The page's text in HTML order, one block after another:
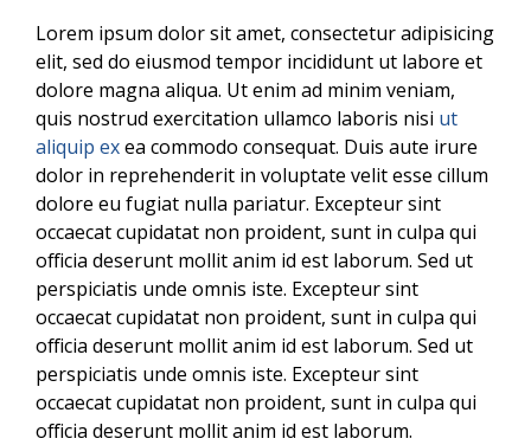
Lorem ipsum dolor sit amet, consectetur adipisicing
elit, sed do eiusmod tempor incididunt ut labore et
dolore magna aliqua. Ut enim ad minim veniam,
quis nostrud exercitation ullamco laboris nisi ut
aliquip exea commodo consequat. Duis aute irure
dolor in reprehenderit in voluptate velit esse cillum
dolore eu fugiat nulla pariatur. Excepteur sint
occaecat cupidatat non proident, sunt in culpa qui
officia deserunt mollit anim id est laborum. Sed ut
perspiciatis unde omnis iste. Excepteur sint
occaecat cupidatat non proident, sunt in culpa qui
officia deserunt mollit anim id est laborum. Sed ut
perspiciatis unde omnis iste. Excepteur sint
occaecat cupidatat non proident, sunt in culpa qui
officia deserunt mollit anim id est laborum.